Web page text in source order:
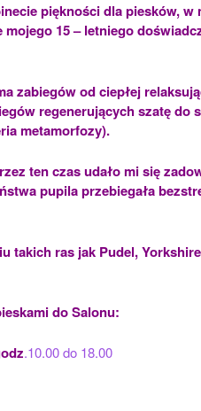
epiękności dla piesków, w
15 – letniego
zabiegów od ciepłej
regenerujących szatę
metamorfozy).
ten czas udało mi się
pupila przebiegała
takich ras jak Pudel,
do Salonu:
.10.00 do 18.00